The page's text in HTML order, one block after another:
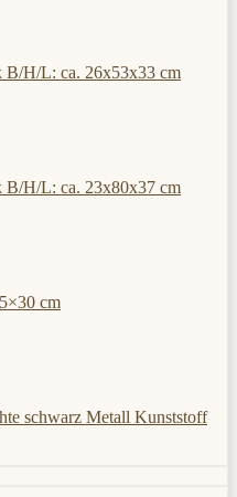
B/H/L: ca. 26x53x33 cm
B/H/L: ca. 23x80x37 cm
cm
schwarz Metall Kunststoff